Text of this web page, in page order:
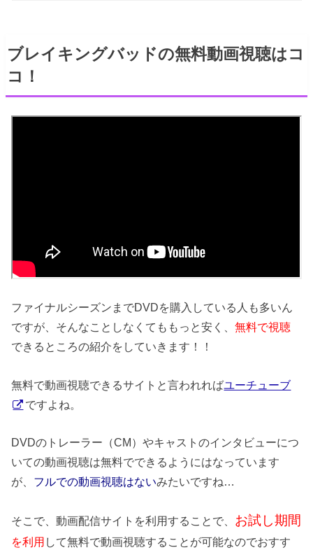
ブレイキングバッドの無料動画視聴はコ
コ！
ファイナルシーズンまでDVDを購入している人も多いん
ですが、そんなことしなくてももっと安く、無料で視聴
できるところの紹介をしていきます！！
無料で動画視聴できるサイトと言われればユーチューブ
ですよね。
DVDのトレーラー（CM）やキャストのインタビューにつ
いての動画視聴は無料でできるようにはなっています
が、 フルでの動画視聴はないみたいですね…
そこで、動画配信サイトを利用することで、 お試し期間
を利用 して無料で動画視聴することが可能なのでおすす